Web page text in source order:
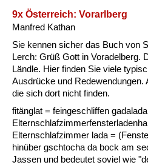
Natur
9x Österreich: Vorarlberg
Manfred Kathan
Sie kennen sicher das Buch von
Lerch: Grüß Gott in Voradelberg.
Ländle. Hier finden Sie viele
Ausdrücke und Redewendungen.
die sich dort nicht finden.
fitänglat = feingeschliffen
Elternschlafzimmer lada =
hinüber gschtocha da bock am
Jassen und bedeutet soviel wie